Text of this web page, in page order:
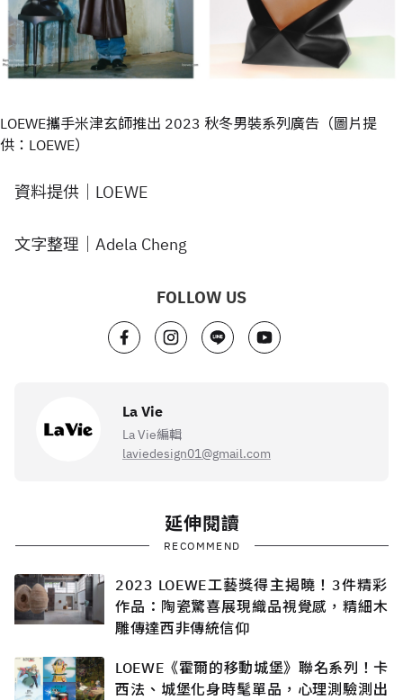
LOEWE攜手米津玄師推出 2023 秋冬男裝系列廣告（圖片提
供：LOEWE）
資料提供｜LOEWE
文字整理｜Adela Cheng
FOLLOW US
La Vie
La Vie編輯
laviedesign01@gmail.com
延伸閱讀
RECOMMEND
2023 LOEWE工藝獎得主揭曉！3件精彩
作品：陶瓷驚喜展現織品視覺感，精細木
雕傳達西非傳統信仰
LOEWE《霍爾的移動城堡》聯名系列！卡
西法、城堡化身時髦單品，心理測驗測出